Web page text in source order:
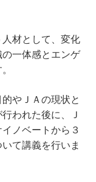
材として、変化
一体感とエンゲ
やＪＡの現状と
われた後に、Ｊ
ノベートから３
て講義を行いま